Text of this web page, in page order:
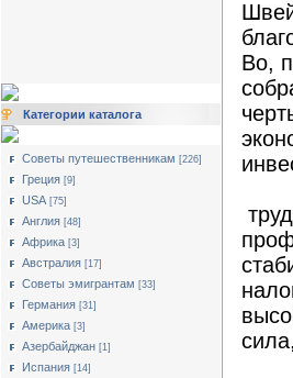
Категории каталога
Советы путешественникам [226]
Греция [9]
USA [75]
Англия [48]
Африка [3]
Австралия [17]
Cоветы эмигрантам [33]
Германия [31]
Америка [3]
Азербайджан [1]
Испания [14]
Во,